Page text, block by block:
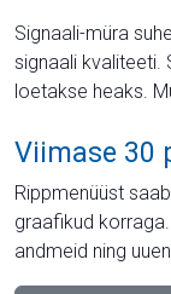
Signaali-müra
signaali kvaliteeti.
loetakse heaks.
Viimase 30
Rippmenüüst
graafikud
andmeid ning